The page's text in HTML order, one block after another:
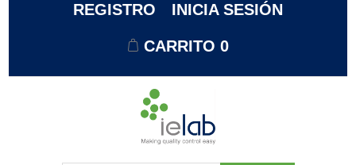
REGISTRO INICIA SESIÓN
CARRITO 0